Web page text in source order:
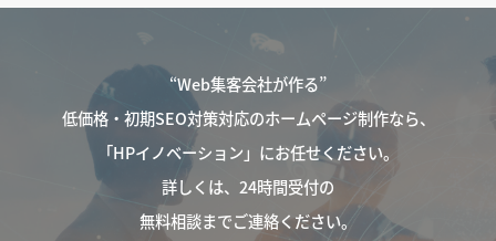
“Web集客会社が作る”
低価格・初期SEO対策対応のホームページ制作なら、
「HPイノベーション」にお任せください。
詳しくは、24時間受付の
無料相談までご連絡ください。